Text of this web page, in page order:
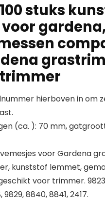
100 stuks
gardena,
hierboven in om
(ca. ): 70 mm,
voor Gardena
kunststof lemmet,
voor trimmer.
9829, 8840, 8841, 2417.